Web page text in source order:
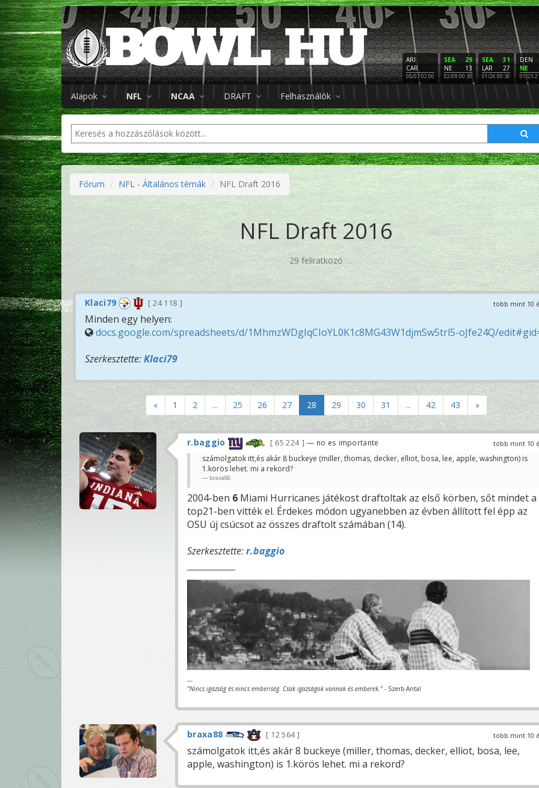
ARI
CAR
08/07 02:00
29
SEA
13
NE
02/09 00:30
31
SEA
27
LAR
01/26 00:30
DEN
NE
01/25
Alapok NFL NCAA DRAFT Felhasználók
Fórum NFL - Általános témák NFL Draft 2016
NFL Draft 2016
29 feliratkozó
több mint 10
Klaci79 24 118
Minden egy helyen:
docs.google.com/spreadsheets/d/1MhmzWDgIqCIoYL0K1c8MG43W1djmSw5trl5-oJfe24Q/
Szerkesztette:Klaci79
« 1 2 ... 25 26 27 28 29 30 31 ... 42 43 »
több mint 10
r.baggio 65 224 — no es importante
számolgatok itt,és akár 8 buckeye (miller, thomas, decker, elliot, bosa, lee, apple, washington) is
1.körös lehet. mi a rekord?
braxa88
2004-ben 6 Miami Hurricanes játékost draftoltak az első körben, sőt mindet a
top21-ben vitték el. Érdekes módon ugyanebben az évben állított fel épp az
OSU új csúcsot az összes draftolt számában (14).
Szerkesztette:r.baggio
---
"Nincs igazság és nincs emberiség. Csak igazságok vannak és emberek." - Szerb Antal
több mint 10
braxa88 12 564
számolgatok itt,és akár 8 buckeye (miller, thomas, decker, elliot, bosa, lee,
apple, washington) is 1.körös lehet. mi a rekord?